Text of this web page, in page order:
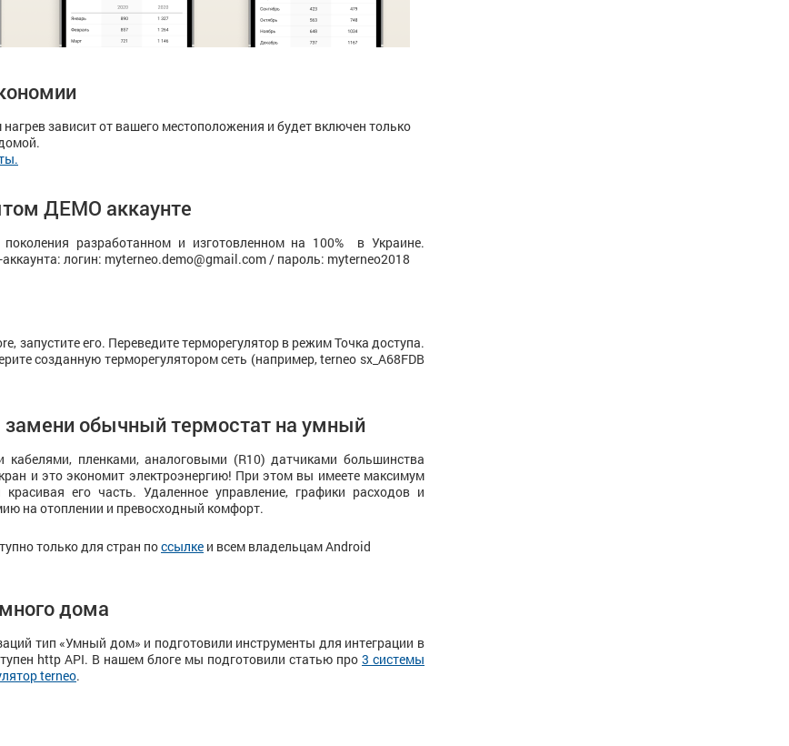
зависит от вашего местоположения и будет включен только
ДЕМО аккаунте
разработанном и изготовленном на 100% в Украине.
логин: myterneo.demo@gmail.com / пароль: myterneo2018
запустите его. Переведите терморегулятор в режим Точка доступа.
созданную терморегулятором сеть (например, terneo sx_А68FDB
замени обычный термостат на умный
пленками, аналоговыми (R10) датчиками большинства
и это экономит электроэнергию! При этом вы имеете максимум
его часть. Удаленное управление, графики расходов и
на отоплении и превосходный комфорт.
только для стран поссылке и всем владельцам Android
дома
тип «Умный дом» и подготовили инструменты для интеграции в
http API. В нашем блоге мы подготовили статью про 3 системы
terneo.